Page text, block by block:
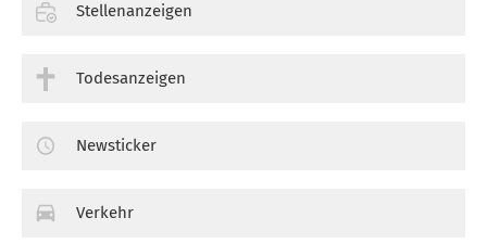
Stellenanzeigen
Todesanzeigen
Newsticker
Verkehr